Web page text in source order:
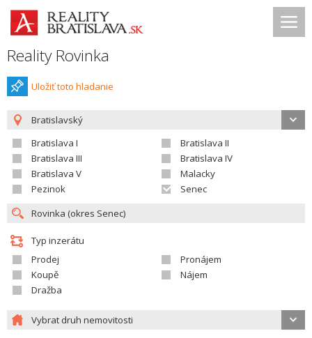
Reality Rovinka
Uložiť toto hladanie
Bratislavský
Bratislava I
Bratislava II
Bratislava III
Bratislava IV
Bratislava V
Malacky
Pezinok
Senec
Typ inzerátu
Prodej
Pronájem
Koupě
Nájem
Dražba
Vybrat druh nemovitosti